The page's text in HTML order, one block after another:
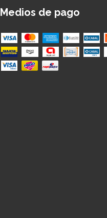
Medios de pago